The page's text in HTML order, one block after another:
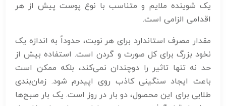
یک شوینده ملایم و متناسب با نوع پوست پیش از هر
اقدامی الزامی است.
مقدار مصرف استاندارد برای هر نوبت، حدوداً به اندازه یک
نخود بزرگ برای کل صورت و گردن است. استفاده بیش از
حد نه تنها تاثیر را دوچندان نمی‌کند، بلکه ممکن است
باعث ایجاد سنگینی کاذب روی اپیدرم شود. زمان‌بندی
طلایی برای این محصول، دو بار در روز است. یک بار صبح‌ها